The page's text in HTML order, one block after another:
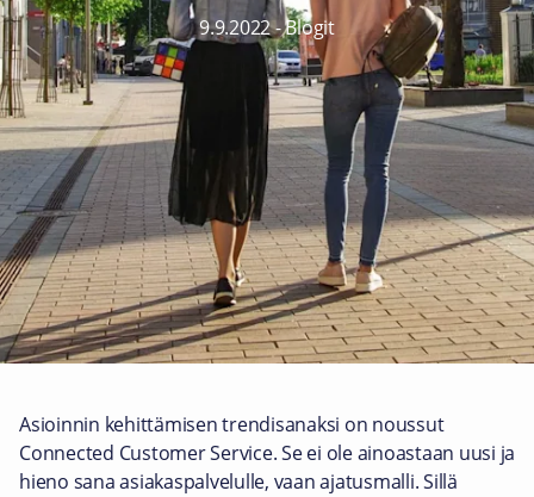
9.9.2022-Blogit
Asioinnin kehittämisen trendisanaksi on noussut
Connected Customer Service. Se ei ole ainoastaan uusi ja
hieno sana asiakaspalvelulle, vaan ajatusmalli. Sillä